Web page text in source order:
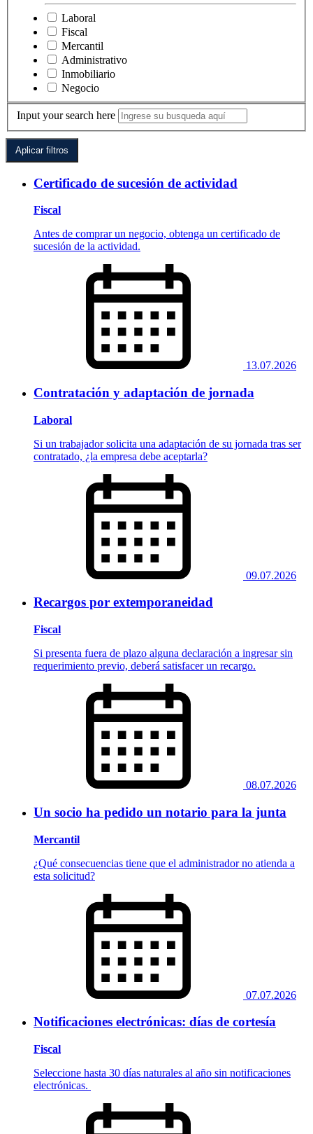
Laboral
Fiscal
Mercantil
Administrativo
Inmobiliario
Negocio
Input your search here
Certificado de sucesión de actividad
Fiscal
Antes de comprar un negocio, obtenga un certificado de
sucesión de la actividad.
13.07.2026
Contratación y adaptación de jornada
Laboral
Si un trabajador solicita una adaptación de su jornada tras ser
contratado, ¿la empresa debe aceptarla?
09.07.2026
Recargos por extemporaneidad
Fiscal
Si presenta fuera de plazo alguna declaración a ingresar sin
requerimiento previo, deberá satisfacer un recargo.
08.07.2026
Un socio ha pedido un notario para la junta
Mercantil
​​​​​​​¿Qué consecuencias tiene que el administrador no atienda a
esta solicitud?
07.07.2026
Notificaciones electrónicas: días de cortesía
Fiscal
Seleccione hasta 30 días naturales al año sin notificaciones
electrónicas.